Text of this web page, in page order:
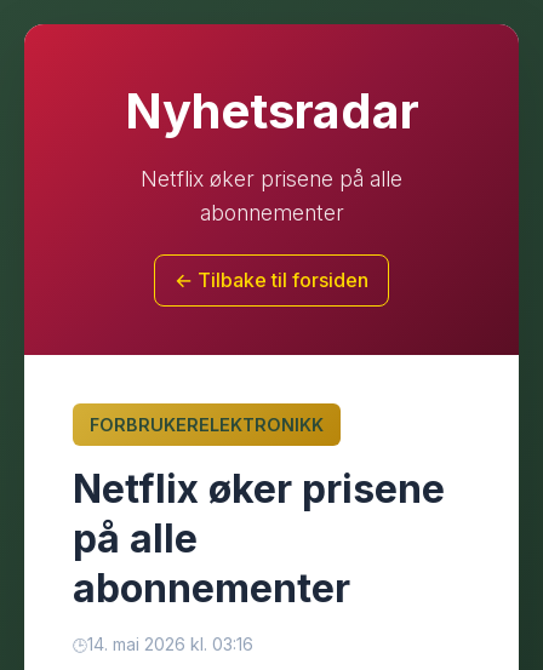
Nyhetsradar
Netflix øker prisene på alle
abonnementer
← Tilbake til forsiden
FORBRUKERELEKTRONIKK
Netflix øker prisene
på alle
abonnementer
14. mai 2026 kl. 03:16